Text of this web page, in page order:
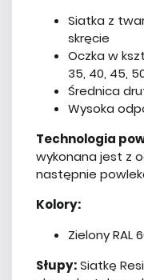
Siatka z
skręcie
Oczka w
35, 40, 45,
Średnica
Wysoka
Technologia
wykonana jest z
następnie
Kolory:
Zielony RAL
Słupy:Siatkę